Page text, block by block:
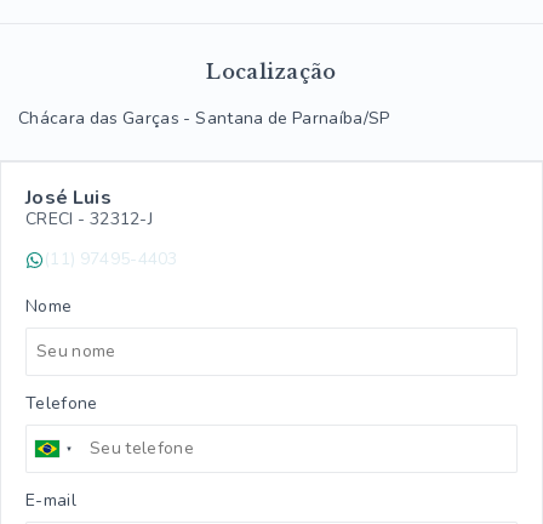
Localização
Chácara das Garças - Santana de Parnaíba/SP
José Luis
CRECI - 32312-J
(11) 97495-4403
Nome
Telefone
E-mail